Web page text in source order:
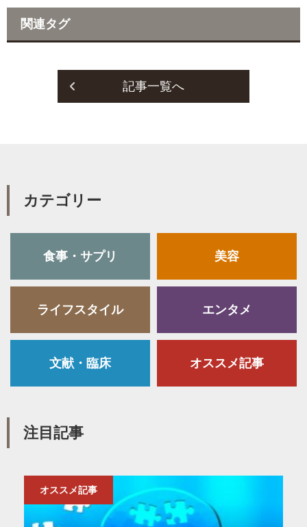
e
b
t
関連タグ
記事一覧へ
カテゴリー
食事・サプリ 美容
ライフスタイル エンタメ
文献・臨床 オススメ記事
注目記事
オススメ記事